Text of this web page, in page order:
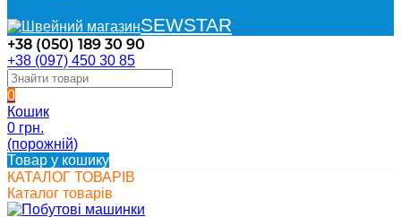
SEWSTAR
+38 (050) 189 30 90
+38 (097) 450 30 85
0
Кошик
0 грн.
(порожній)
Товар у кошику
КАТАЛОГ ТОВАРІВ
Каталог товарів